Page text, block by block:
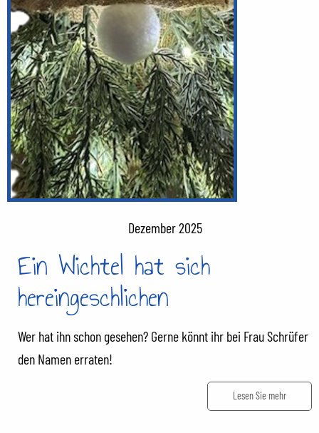
Dezember 2025
Ein Wichtel hat sich
hereingeschlichen
Wer hat ihn schon gesehen? Gerne könnt ihr bei Frau Schrüfer
den Namen erraten!
Lesen Sie mehr